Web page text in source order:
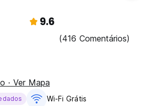
9.6
(416 Comentários)
· Ver Mapa
Wi-Fi Grátis